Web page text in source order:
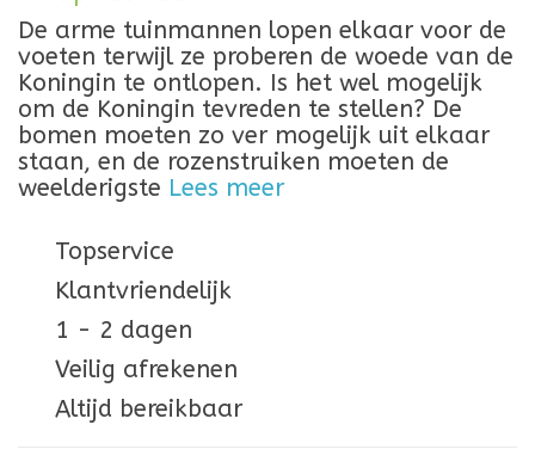
De arme tuinmannen lopen elkaar voor de
voeten terwijl ze proberen de woede van de
Koningin te ontlopen. Is het wel mogelijk
om de Koningin tevreden te stellen? De
bomen moeten zo ver mogelijk uit elkaar
staan, en de rozenstruiken moeten de
weelderigste Lees meer
Topservice
Klantvriendelijk
1 - 2 dagen
Veilig afrekenen
Altijd bereikbaar